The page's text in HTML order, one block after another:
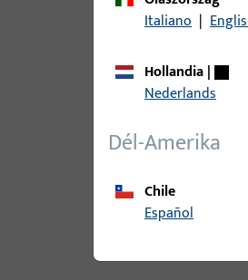
B 9000
Összes változat
Italiano |
Hollandia|
Nederlands
Dél-Amerika
Chile
Español